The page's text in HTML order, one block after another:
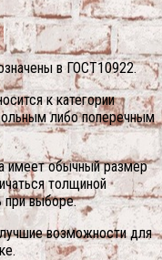
в ГОСТ10922.
к категории
либо поперечным
имеет обычный размер
толщиной
при выборе.
возможности для